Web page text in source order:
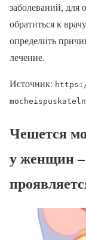
заболеваний, для
обратиться к
определить
лечение.
Источник:
Чешется
у женщин